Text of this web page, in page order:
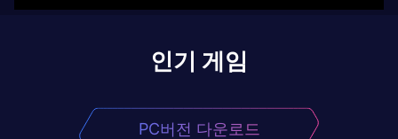
인기 게임
PC버전 다운로드